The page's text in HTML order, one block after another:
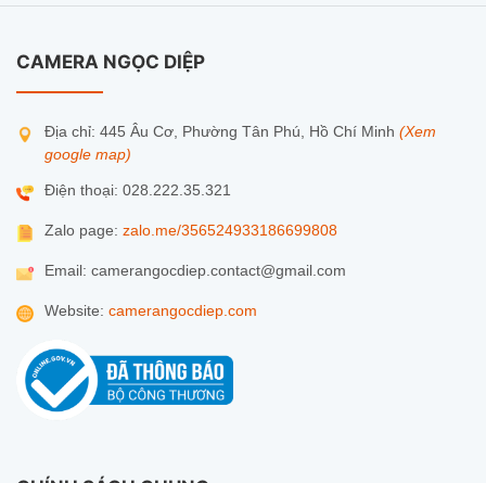
CAMERA NGỌC DIỆP
Địa chỉ: 445 Âu Cơ, Phường Tân Phú, Hồ Chí Minh (Xem
google map)
Điện thoại: 028.222.35.321
Zalo page: zalo.me/356524933186699808
Email: camerangocdiep.contact@gmail.com
Website: camerangocdiep.com